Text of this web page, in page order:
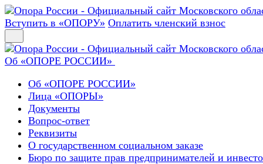
Вступить в «ОПОРУ» Оплатить членский взнос
Об «ОПОРЕ РОССИИ»
Об «ОПОРЕ РОССИИ»
Лица «ОПОРЫ»
Документы
Вопрос-ответ
Реквизиты
О государственном социальном заказе
Бюро по защите прав предпринимателей и